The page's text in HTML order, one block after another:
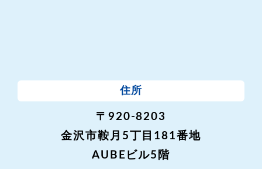
住所
〒920-8203
金沢市鞍月5丁目181番地
AUBEビル5階